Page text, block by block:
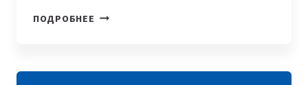
ПОДРОБНЕЕ «КАЗПОЧТА»